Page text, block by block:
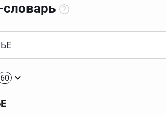
онлайн-словарём?
начните вводить слово, значение которого
написание слова неизвестно (как в
случаев существует возможность
60